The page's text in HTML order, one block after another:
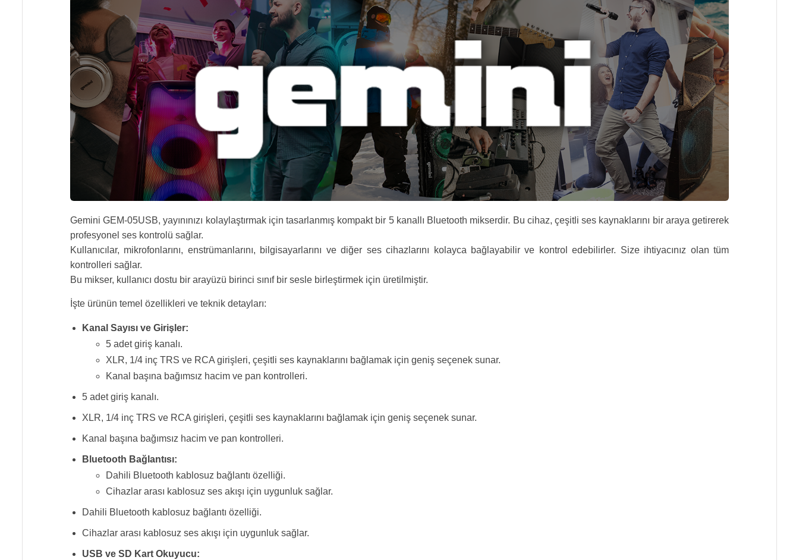
Gemini GEM-05USB, yayınınızı kolaylaştırmak için tasarlanmış kompakt bir 5 kanallı Bluetooth mikserdir. Bu cihaz, çeşitli ses kaynaklarını bir araya getirerek
profesyonel ses kontrolü sağlar.
Kullanıcılar, mikrofonlarını, enstrümanlarını, bilgisayarlarını ve diğer ses cihazlarını kolayca bağlayabilir ve kontrol edebilirler. Size ihtiyacınız olan tüm
kontrolleri sağlar.
Bu mikser, kullanıcı dostu bir arayüzü birinci sınıf bir sesle birleştirmek için üretilmiştir.
İşte ürünün temel özellikleri ve teknik detayları:
Kanal Sayısı ve Girişler:
5 adet giriş kanalı.
XLR, 1/4 inç TRS ve RCA girişleri, çeşitli ses kaynaklarını bağlamak için geniş seçenek sunar.
Kanal başına bağımsız hacim ve pan kontrolleri.
5 adet giriş kanalı.
XLR, 1/4 inç TRS ve RCA girişleri, çeşitli ses kaynaklarını bağlamak için geniş seçenek sunar.
Kanal başına bağımsız hacim ve pan kontrolleri.
Bluetooth Bağlantısı:
Dahili Bluetooth kablosuz bağlantı özelliği.
Cihazlar arası kablosuz ses akışı için uygunluk sağlar.
Dahili Bluetooth kablosuz bağlantı özelliği.
Cihazlar arası kablosuz ses akışı için uygunluk sağlar.
USB ve SD Kart Okuyucu: